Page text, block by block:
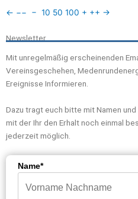
← −− − 10 50 100 + ++ →
Newsletter
Mit unregelmäßig erscheinenden
Vereinsgeschehen,
Ereignisse Informieren.
Dazu tragt euch bitte mit Namen und
mit der Ihr den Erhalt noch einmal
jederzeit möglich.
Name*